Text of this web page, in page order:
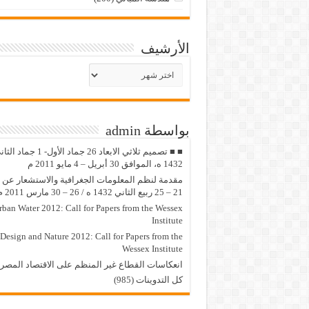
الأرشيف
بواسطة admin
■ ■ تصميم ثلاثي الابعاد 26 جماد الأول- 1
1432 ه، الموافق 30 أبريل – 4 مايو 2011 م
مقدمة لنظم المعلومات الجغرافية والاستشعار عن
21 – 25 ربيع الثاني 1432 ه / 26 – 30 مارس 2011 م
Water 2012: Call for Papers from the Wessex
Institute
Design and Nature 2012: Call for Papers from the
Wessex Institute‏
انعكاسات القطاع غير المنظم على الاقتصاد
كل التدوينات (985)